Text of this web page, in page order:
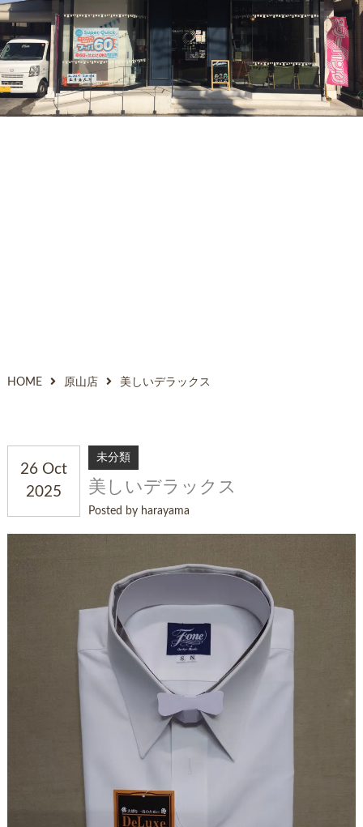
HOME 原山店 美しいデラックス
26 Oct
2025
未分類
美しいデラックス
Posted by harayama